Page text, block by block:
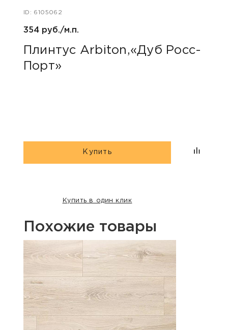
ID: 6105062
354 руб./м.п.
Плинтус Arbiton,«Дуб Росс-
Порт»
Купить
Купить в один клик
Похожие товары